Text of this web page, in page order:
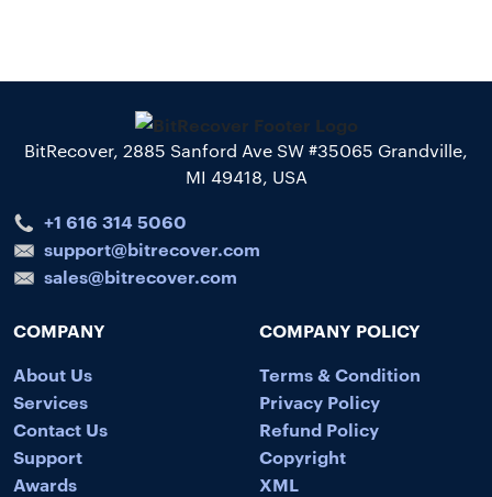
BitRecover, 2885 Sanford Ave SW #35065 Grandville,
MI 49418, USA
+1 616 314 5060
support@bitrecover.com
sales@bitrecover.com
COMPANY
About Us
Services
Contact Us
Support
Awards
COMPANY POLICY
Terms & Condition
Privacy Policy
Refund Policy
Copyright
XML